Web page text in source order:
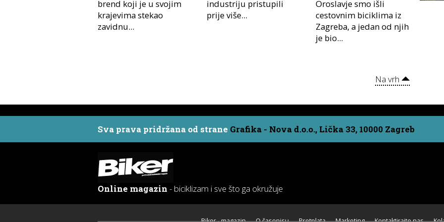
brend koji je u svojim
krajevima stekao
zavidnu...
industriju pristupili
prije više...
Oroslavje smo išli
cestovnim biciklima iz
Zagreba, a jedan od njih
je bio...
Na vrh
Sva prava pridržana od strane Grafika - Nova d.o.o., Lička 33, 10000 Zagreb
Online magazin - biciklizam i sve što ga okružuje